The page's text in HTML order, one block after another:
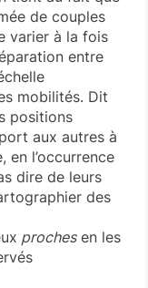
de couples
varier à la fois
entre
mobilités. Dit
positions
aux autres à
en l’occurrence
dire de leurs
des
prochesen les